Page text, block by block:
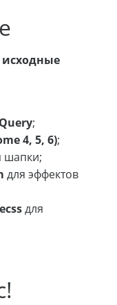
исходные
;
4, 5, 6);
шапки;
для эффектов
для